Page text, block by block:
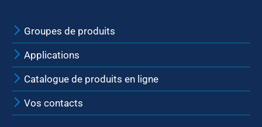
Groupes de produits
Applications
Catalogue de produits en ligne
Vos contacts